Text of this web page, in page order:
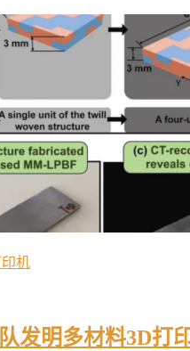
机
发明多材料3D打